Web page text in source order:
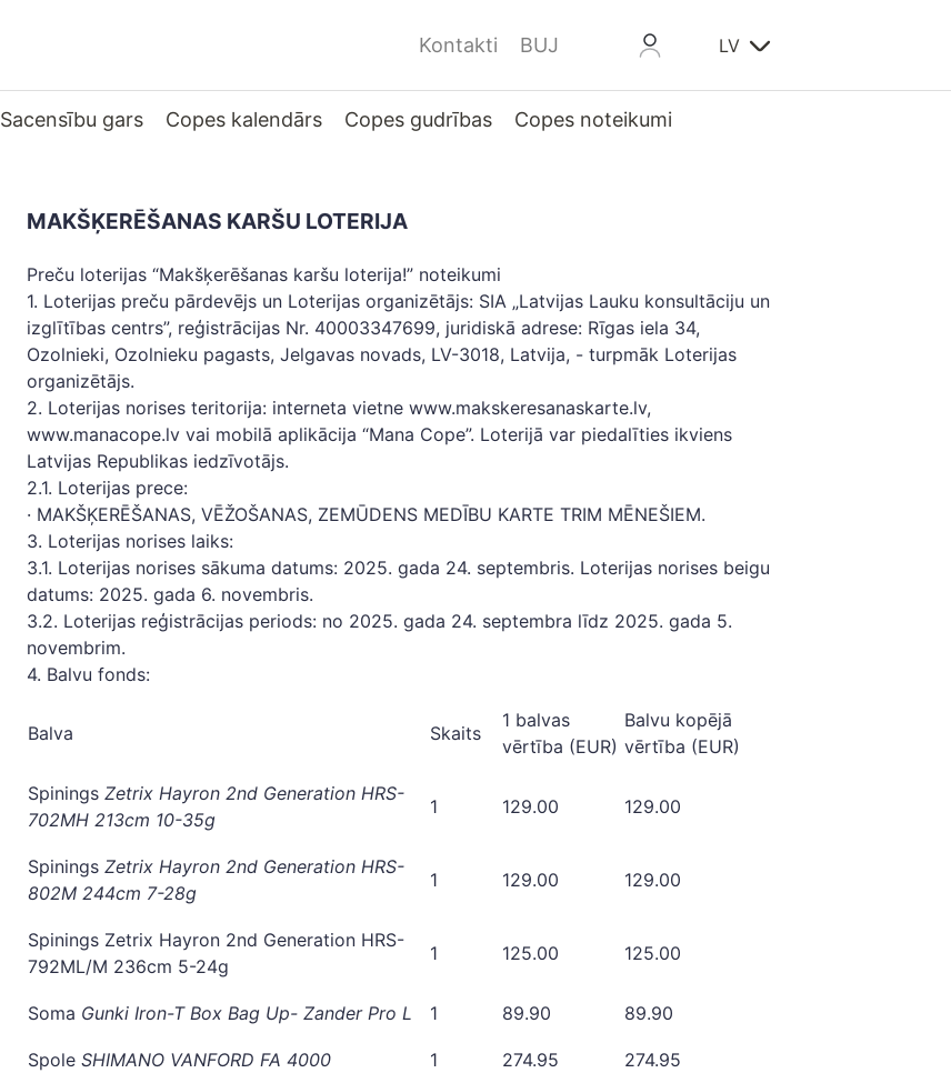
Kontakti BUJ LV
Sacensību gars Copes kalendārs Copes gudrības
Copes noteikumi
MAKŠĶERĒŠANAS KARŠU LOTERIJA
Preču loterijas “Makšķerēšanas karšu loterija!” noteikumi
1. Loterijas preču pārdevējs un Loterijas organizētājs: SIA „Latvijas Lauku konsultāciju un
izglītības centrs”, reģistrācijas Nr. 40003347699, juridiskā adrese: Rīgas iela 34,
Ozolnieki, Ozolnieku pagasts, Jelgavas novads, LV-3018, Latvija, - turpmāk Loterijas
organizētājs.
2. Loterijas norises teritorija: interneta vietne www.makskeresanaskarte.lv,
www.manacope.lv vai mobilā aplikācija “Mana Cope”. Loterijā var piedalīties ikviens
Latvijas Republikas iedzīvotājs.
2.1. Loterijas prece:
· MAKŠĶERĒŠANAS, VĒŽOŠANAS, ZEMŪDENS MEDĪBU KARTE TRIM MĒNEŠIEM.
3. Loterijas norises laiks:
3.1. Loterijas norises sākuma datums: 2025. gada 24. septembris. Loterijas norises beigu
datums: 2025. gada 6. novembris.
3.2. Loterijas reģistrācijas periods: no 2025. gada 24. septembra līdz 2025. gada 5.
novembrim.
4. Balvu fonds:
Balva Skaits
1 balvas
vērtība (EUR)
Balvu kopējā
vērtība (EUR)
Spinings Zetrix Hayron 2nd Generation HRS-
702MH 213cm 10-35g
1 129.00 129.00
Spinings Zetrix Hayron 2nd Generation HRS-
802M 244cm 7-28g
1 129.00 129.00
Spinings Zetrix Hayron 2nd Generation HRS-
792ML/M 236cm 5-24g
1 125.00 125.00
Soma Gunki Iron-T Box Bag Up- Zander Pro L 1 89.90 89.90
Spole SHIMANO VANFORD FA 4000 1 274.95 274.95